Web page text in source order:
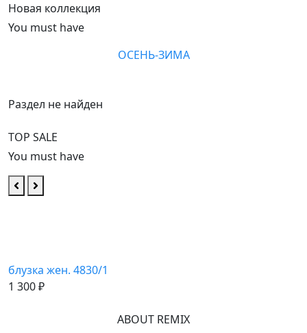
Новая коллекция
You must have
ОСЕНЬ-ЗИМА
Раздел не найден
TOP SALE
You must have
блузка жен. 4830/1
1 300 ₽
ABOUT REMIX